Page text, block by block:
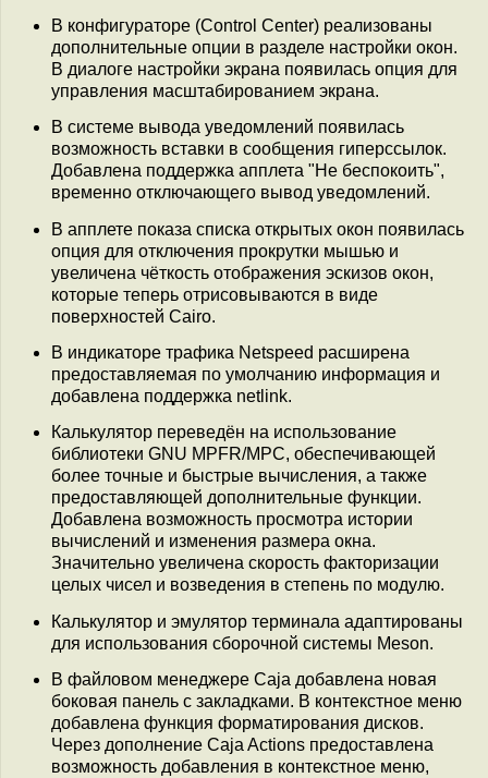
В конфигураторе (Control Center) реализованы
дополнительные опции в разделе настройки окон.
В диалоге настройки экрана появилась опция для
управления масштабированием экрана.
В системе вывода уведомлений появилась
возможность вставки в сообщения гиперссылок.
Добавлена поддержка апплета "Не беспокоить",
временно отключающего вывод уведомлений.
В апплете показа списка открытых окон появилась
опция для отключения прокрутки мышью и
увеличена чёткость отображения эскизов окон,
которые теперь отрисовываются в виде
поверхностей Сairo.
В индикаторе трафика Netspeed расширена
предоставляемая по умолчанию информация и
добавлена поддержка netlink.
Калькулятор переведён на использование
библиотеки GNU MPFR/MPC, обеспечивающей
более точные и быстрые вычисления, а также
предоставляющей дополнительные функции.
Добавлена возможность просмотра истории
вычислений и изменения размера окна.
Значительно увеличена скорость факторизации
целых чисел и возведения в степень по модулю.
Калькулятор и эмулятор терминала адаптированы
для использования сборочной системы Meson.
В файловом менеджере Caja добавлена новая
боковая панель с закладками. В контекстное меню
добавлена функция форматирования дисков.
Через дополнение Caja Actions предоставлена
возможность добавления в контекстное меню,